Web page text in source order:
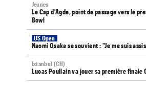
Jeunes
Le Cap d'Agde, point de passage vers le
Bowl
US Open
Naomi Osaka se souvient : "Je me suis
Istanbul (CH)
Lucas Poullain va jouer sa première finale